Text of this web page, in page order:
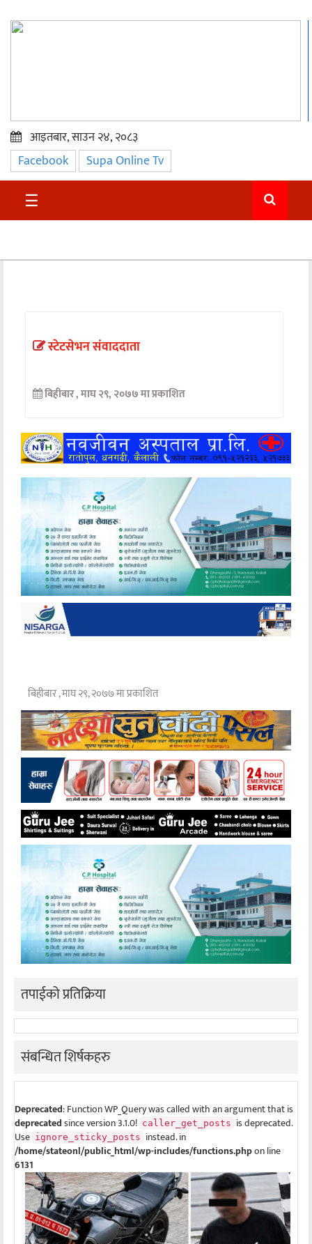
प्रमुख
समाचार
सुदुर
अन्तर्वार्ता
खेलकुद
अन्य
आइतबार, साउन २४, २०८३
Facebook Supa Online Tv
☰
स्टेटसेभन संवाददाता
बिहीबार , माघ २९, २०७७ मा प्रकाशित
बिहीबार , माघ २९, २०७७ मा प्रकाशित
तपाईको प्रतिक्रिया
संबन्धित शिर्षकहरु
Deprecated: Function WP_Query was called with an argument that is
deprecatedsince version 3.1.0! caller_get_posts is deprecated.
Use ignore_sticky_posts instead. in
/home/stateonl/public_html/wp-includes/functions.phpon line
6131